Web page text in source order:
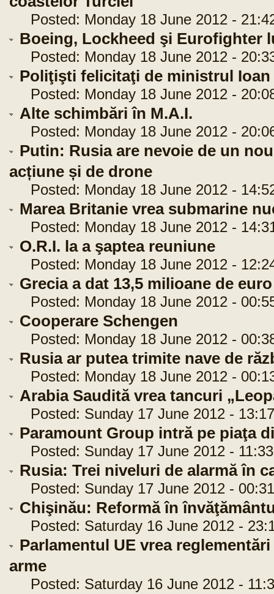
Posted: Monday 18 June 2012 -
Boeing, Lockheed şi Eurofighter
Posted: Monday 18 June 2012 -
Poliţişti felicitaţi de ministrul Ioan
Posted: Monday 18 June 2012 -
Alte schimbări în M.A.I.
Posted: Monday 18 June 2012 -
Putin: Rusia are nevoie de un
acțiune și de drone
Posted: Monday 18 June 2012 -
Marea Britanie vrea submarine
Posted: Monday 18 June 2012 -
O.R.I. la a şaptea reuniune
Posted: Monday 18 June 2012 -
Grecia a dat 13,5 milioane de
Posted: Monday 18 June 2012 -
Cooperare Schengen
Posted: Monday 18 June 2012 -
Rusia ar putea trimite nave de
Posted: Monday 18 June 2012 -
Arabia Saudită vrea tancuri
Posted: Sunday 17 June 2012 -
Paramount Group intră pe piaţa
Posted: Sunday 17 June 2012 -
Rusia: Trei niveluri de alarmă în
Posted: Sunday 17 June 2012 -
Chişinău: Reformă în
Posted: Saturday 16 June 2012 -
Parlamentul UE vrea
arme
Posted: Saturday 16 June 2012 -